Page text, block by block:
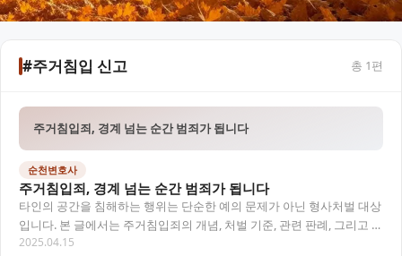
#주거침입 신고 총 1편
주거침입죄, 경계 넘는 순간 범죄가 됩니다
순천변호사
주거침입죄, 경계 넘는 순간 범죄가 됩니다
타인의 공간을 침해하는 행위는 단순한 예의 문제가 아닌 형사처벌 대상
입니다. 본 글에서는 주거침입죄의 개념, 처벌 기준, 관련 판례, 그리고 실
제 대응 방법까지 순천변호사의 시선으…
2025.04.15